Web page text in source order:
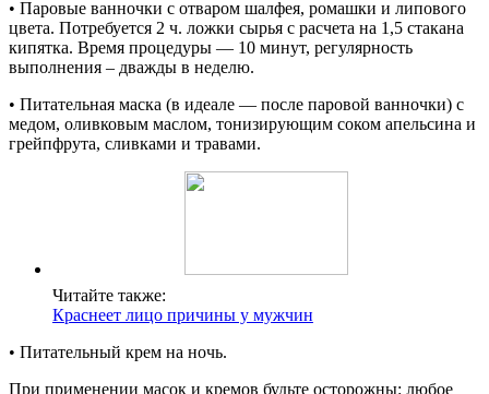
• Паровые ванночки с отваром шалфея, ромашки и липового
цвета. Потребуется 2 ч. ложки сырья с расчета на 1,5 стакана
кипятка. Время процедуры — 10 минут, регулярность
выполнения – дважды в неделю.
• Питательная маска (в идеале — после паровой ванночки) с
медом, оливковым маслом, тонизирующим соком апельсина и
грейпфрута, сливками и травами.
Читайте также:
Краснеет лицо причины у мужчин
• Питательный крем на ночь.
При применении масок и кремов будьте осторожны: любое